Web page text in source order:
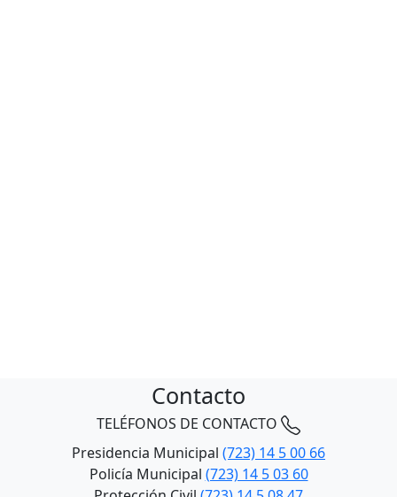
Contacto
TELÉFONOS DE CONTACTO
Presidencia Municipal (723) 14 5 00 66
Policía Municipal (723) 14 5 03 60